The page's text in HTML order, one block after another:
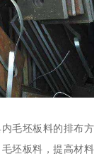
毛坯板料的排布方
坯板料，提高材料